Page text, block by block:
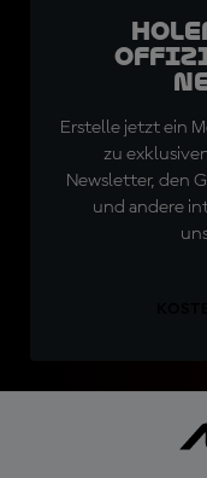
Erstelle jetzt ein
zu
Newsletter, den
und andere